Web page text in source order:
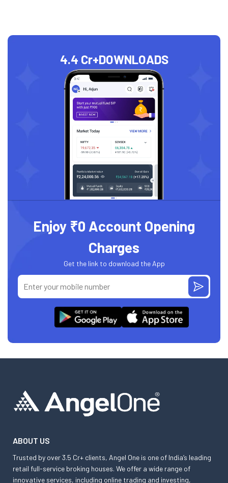
4.4 Cr+DOWNLOADS
Enjoy ₹0 Account Opening
Charges
Get the link to download the App
ABOUT US
Trusted by over 3.5 Cr+ clients, Angel One is one of India’s leading
retail full-service broking houses. We offer a wide range of
innovative services, including online trading and investing,